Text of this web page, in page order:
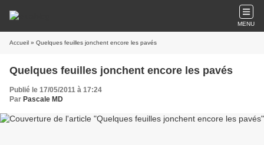
MENU
Accueil » Quelques feuilles jonchent encore les pavés
Quelques feuilles jonchent encore les pavés
Publié le 17/05/2011 à 17:24
Par Pascale MD